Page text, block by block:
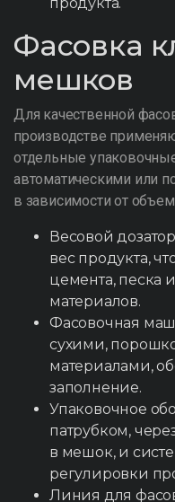
Фасовка
мешков
Для качественной
производстве
отдельные
автоматическими или
в зависимости от
Весовой
вес продукта,
цемента, песка
материалов.
Фасовочная
сухими,
материалами,
заполнение.
Упаковочное
патрубком,
в мешок, и
регулировки
Линия для